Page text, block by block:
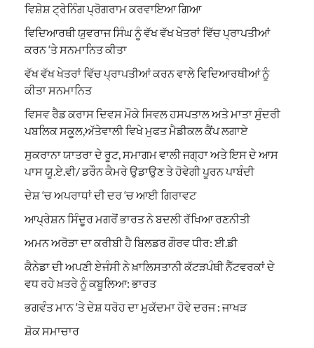
ਵਿਸ਼ੇਸ਼ ਟ੍ਰੇਨਿੰਗ ਪ੍ਰੋਗਰਾਮ ਕਰਵਾਇਆ ਗਿਆ
ਵਿਦਿਆਰਥੀ ਯੁਵਰਾਜ ਸਿੰਘ ਨੂੰ ਵੱਖ ਵੱਖ ਖੇਤਰਾਂ ਵਿੱਚ ਪ੍ਰਾਪਤੀਆਂ
ਕਰਨ ‘ਤੇ ਸਨਮਾਨਿਤ ਕੀਤਾ
ਵੱਖ ਵੱਖ ਖੇਤਰਾਂ ਵਿੱਚ ਪ੍ਰਾਪਤੀਆਂ ਕਰਨ ਵਾਲੇ ਵਿਦਿਆਰਥੀਆਂ ਨੂੰ
ਕੀਤਾ ਸਨਮਾਨਿਤ
ਵਿਸਵ ਰੈਡ ਕਰਾਸ ਦਿਵਸ ਮੌਕੇ ਸਿਵਲ ਹਸਪਤਾਲ ਅਤੇ ਮਾਤਾ ਸੁੰਦਰੀ
ਪਬਲਿਕ ਸਕੂਲ,ਅੱਤੇਵਾਲੀ ਵਿਖੇ ਮੁਫਤ ਮੈਡੀਕਲ ਕੈਂਪ ਲਗਾਏ
ਸੁਕਰਾਨਾ ਯਾਤਰਾ ਦੇ ਰੂਟ, ਸਮਾਗਮ ਵਾਲੀ ਜਗ੍ਹਾ ਅਤੇ ਇਸ ਦੇ ਆਸ
ਪਾਸ ਯੂ.ਏ.ਵੀ/ ਡਰੌਨ ਕੈਮਰੇ ਉਡਾਉਣ ਤੇ ਹੋਵੇਗੀ ਪੂਰਨ ਪਾਬੰਦੀ
ਦੇਸ਼ ‘ਚ ਅਪਰਾਧਾਂ ਦੀ ਦਰ ‘ਚ ਆਈ ਗਿਰਾਵਟ
ਆਪ੍ਰੇਸ਼ਨ ਸਿੰਦੂਰ ਮਗਰੋਂ ਭਾਰਤ ਨੇ ਬਦਲੀ ਰੱਖਿਆ ਰਣਨੀਤੀ
ਅਮਨ ਅਰੋੜਾ ਦਾ ਕਰੀਬੀ ਹੈ ਬਿਲਡਰ ਗੌਰਵ ਧੀਰ: ਈ.ਡੀ
ਕੈਨੇਡਾ ਦੀ ਅਪਣੀ ਏਜੰਸੀ ਨੇ ਖ਼ਾਲਿਸਤਾਨੀ ਕੱਟੜਪੰਥੀ ਨੈੱਟਵਰਕਾਂ ਦੇ
ਵਧ ਰਹੇ ਖ਼ਤਰੇ ਨੂੰ ਕਬੂਲਿਆ: ਭਾਰਤ
ਭਗਵੰਤ ਮਾਨ ‘ਤੇ ਦੇਸ਼ ਧਰੋਹ ਦਾ ਮੁਕੱਦਮਾ ਹੋਵੇ ਦਰਜ : ਜਾਖੜ
ਸ਼ੋਕ ਸਮਾਚਾਰ